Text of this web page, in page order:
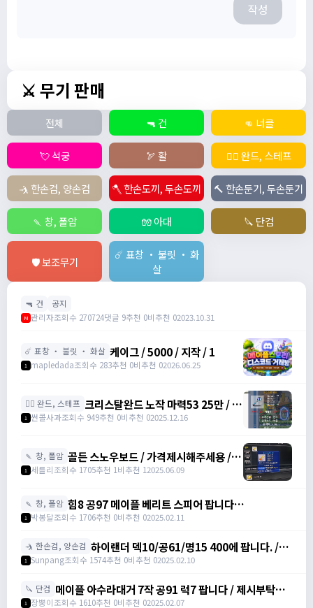
작성
⚔️ 무기 판매
전체 🔫 건 👊 너클
💘 석궁 🏹 활 🧙‍♀️ 완드, 스테프
🤺 한손검, 양손검 🪓 한손도끼, 두손도끼 🔨 한손둔기, 두손둔기
🍡 창, 폴암 🧤 아대 🔪 단검
🛡️ 보조무기
☄️ 표창 ・ 불릿 ・ 화
살
🔫 건 공지
M 관리자조회수 270724댓글 9추천 0비추천 02023.10.31
☄️ 표창 ・ 불릿 ・ 화살 케이그 / 5000 / 지작 / 1
1 mapledada조회수 283추천 0비추천 02026.06.25
🧙‍♀️ 완드, 스테프 크리스탈완드 노작 마력53 25만 / 마
력52 15만 팝니다 / 250000 / 마력
https://open.kakao.com/o/sdHYKEcg
1 썬콜사과조회수 949추천 0비추천 02025.12.16
🍡 창, 폴암 골든 스노우보드 / 가격제시해주세용 / 골
든 스노우보드 3강 STR3 공격력60 /
1 세를리조회수 1705추천 1비추천 12025.06.09
🍡 창, 폴암 힘8 공97 메이플 베리트 스피어 팝니다
https://open.kakao.com/o/gZBfyJ6f /
1 박봉달조회수 1706추천 0비추천 02025.02.11
🤺 한손검, 양손검 하이랜더 덱10/공61/명15 400에 팝니다. /
4000000
1 Sunpang조회수 1574추천 0비추천 02025.02.10
🔪 단검 메이플 아수라대거 7작 공91 럭7 팝니다 / 제시부탁드
려요 / 아수라대거
1 장뿡이조회수 1610추천 0비추천 02025.02.07